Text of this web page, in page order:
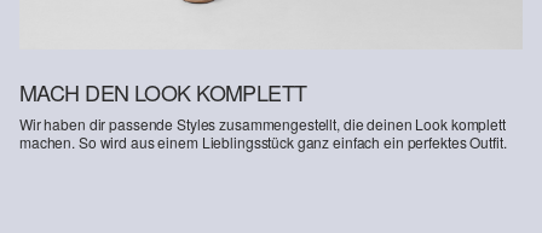
MACH DEN LOOK KOMPLETT
Wir haben dir passende Styles zusammengestellt, die deinen Look komplett
machen. So wird aus einem Lieblingsstück ganz einfach ein perfektes Outfit.